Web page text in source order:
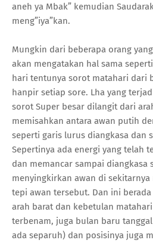
aneh ya Mbak” kemudian
meng”iya”kan.
Mungkin dari beberapa orang
akan mengatakan hal sama
hari tentunya sorot matahari dari
hanpir setiap sore. Lha yang
sorot Super besar dilangit dari
memisahkan antara awan putih
seperti garis lurus diangkasa dan
Sepertinya ada energi yang telah
dan memancar sampai diangkasa
menyingkirkan awan di
tepi awan tersebut. Dan ini
arah barat dan kebetulan
terbenam, juga bulan baru
ada separuh) dan posisinya juga